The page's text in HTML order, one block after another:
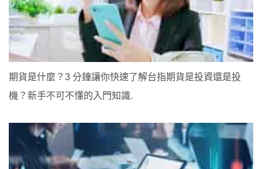
期貨是什麼？3 分鐘讓你快速了解台指期貨是投資還是投
機？新手不可不懂的入門知識.